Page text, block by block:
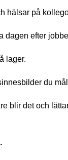
hälsar på
dagen efter
lager.
du
blir det och